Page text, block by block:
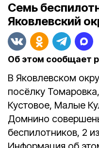
Семь
Яковлевский
Об этом сообщает
В Яковлевском
посёлку
Кустовое, Малые
Домнино
беспилотников, 2